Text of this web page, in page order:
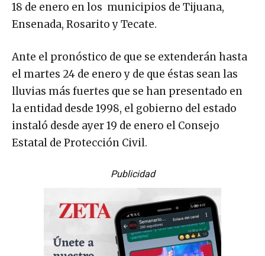
18 de enero en los municipios de Tijuana,
Ensenada, Rosarito y Tecate.
Ante el pronóstico de que se extenderán hasta
el martes 24 de enero y de que éstas sean las
lluvias más fuertes que se han presentado en
la entidad desde 1998, el gobierno del estado
instaló desde ayer 19 de enero el Consejo
Estatal de Protección Civil.
Publicidad